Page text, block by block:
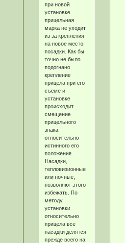
при новой
установке
прицельная
марка не уходит
из за крепления
на новое место
посадки. Как бы
точно не было
подогнано
крепление
прицела при его
съеме и
установке
происходит
смещение
прицельного
знака
относительно
истинного его
положения.
Насадки,
тепловизионные
или ночные,
позволяют этого
избежать. По
методу
установки
относительно
прицела все
насадки делятся
прежде всего на